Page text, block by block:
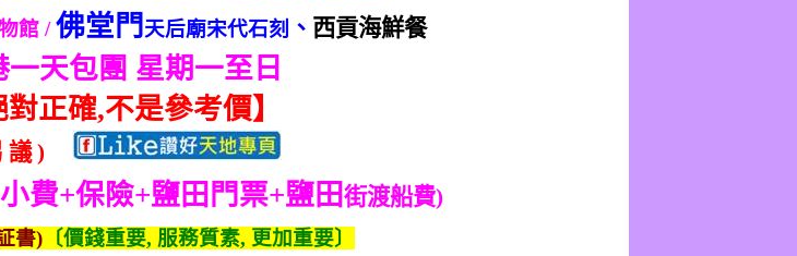
館/佛堂門天后廟宋代石刻 、 西貢海鮮餐
一天包團 星期一至日
對正確,不是參考價】
議)
小費+保險+鹽田門票+鹽田街渡船費)
書)〔價錢重要, 服務質素, 更加重要〕